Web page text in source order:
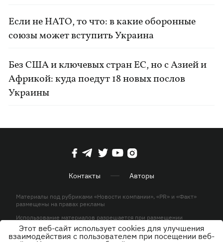
Если не НАТО, то что: в какие оборонные
союзы может вступить Украина
Без США и ключевых стран ЕС, но с Азией и
Африкой: куда поедут 18 новых послов
Украины
Контакты Авторы
Материалы под рубриками «Новости компании», «PR» и «Факт»
размещены на правах рекламы
Использование материалов разрешается при размещении
активной гиперссылки на KP.UA в первом абзаце.
© ООО «ЮЛАВ МЕДИА»,2026. Все права защищены.
Этот веб-сайт использует cookies для улучшения
взаимодействия с пользователем при посещении веб-